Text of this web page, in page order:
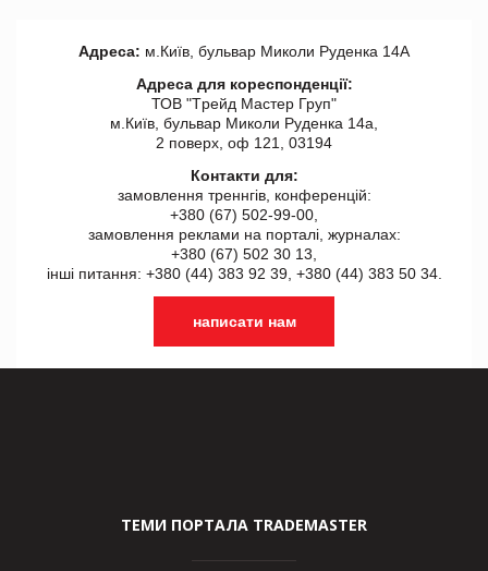
Адреса: м.Київ, бульвар Миколи Руденка 14А
Адреса для кореспонденції:
ТОВ "Tрейд Мастер Груп"
м.Київ, бульвар Миколи Руденка 14а,
2 поверх, оф 121, 03194
Контакти для:
замовлення треннгів, конференцій:
+380 (67) 502-99-00,
замовлення реклами на порталі, журналах:
+380 (67) 502 30 13,
інші питання: +380 (44) 383 92 39, +380 (44) 383 50 34.
написати нам
ТЕМИ ПОРТАЛА TRADEMASTER